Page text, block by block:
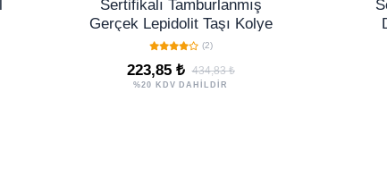
Sertifikalı Tamburlanmış
Gerçek Lepidolit Taşı Kolye
(2)
223,85 ₺ 434,83 ₺
%20 KDV DAHİLDİR